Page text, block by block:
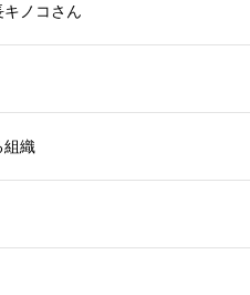
ノコさん
組織